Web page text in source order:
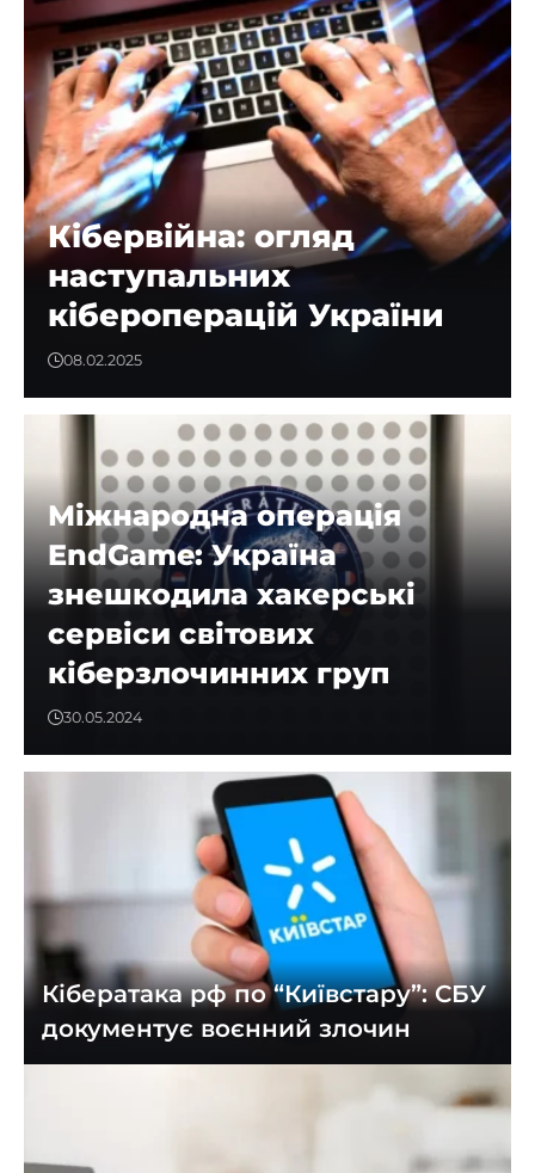
Кібервійна: огляд
наступальних
кібероперацій України
08.02.2025
Міжнародна операція
EndGame: Україна
знешкодила хакерські
сервіси світових
кіберзлочинних груп
30.05.2024
Кібератака рф по “Київстару”: СБУ
документує воєнний злочин